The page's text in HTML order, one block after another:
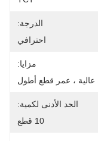
الدرجة:
احترافي
مزايا:
، عمر قطع أطول
الحد الأدنى لكمية:
10 قطع